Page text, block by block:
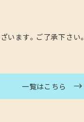
います。ご了承下さい。
一覧はこちら